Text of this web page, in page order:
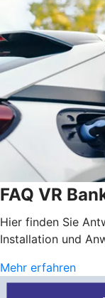
FAQ VR
Hier finden Sie
Installation und
Mehr erfahren